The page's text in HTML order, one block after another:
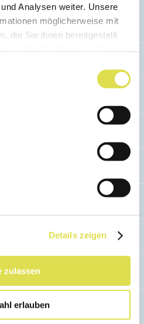
Analysen weiter. Unsere
möglicherweise mit
die Sie ihnen bereitgestellt
Details zeigen
zulassen
erlauben
Geologie